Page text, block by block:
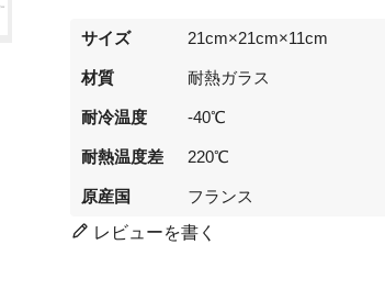
サイズ 21cm×21cm×11cm
材質 耐熱ガラス
耐冷温度 -40℃
耐熱温度差 220℃
原産国
フランス
レビューを書く